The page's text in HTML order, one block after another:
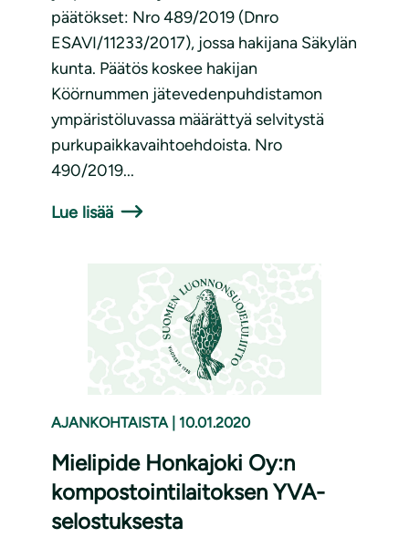
päätökset: Nro 489/2019 (Dnro
ESAVI/11233/2017), jossa hakijana Säkylän
kunta. Päätös koskee hakijan
Köörnummen jätevedenpuhdistamon
ympäristöluvassa määrättyä selvitystä
purkupaikkavaihtoehdoista. Nro
490/2019...
Lue lisää
AJANKOHTAISTA 10.01.2020
Mielipide Honkajoki Oy:n
kompostointilaitoksen YVA-
selostuksesta